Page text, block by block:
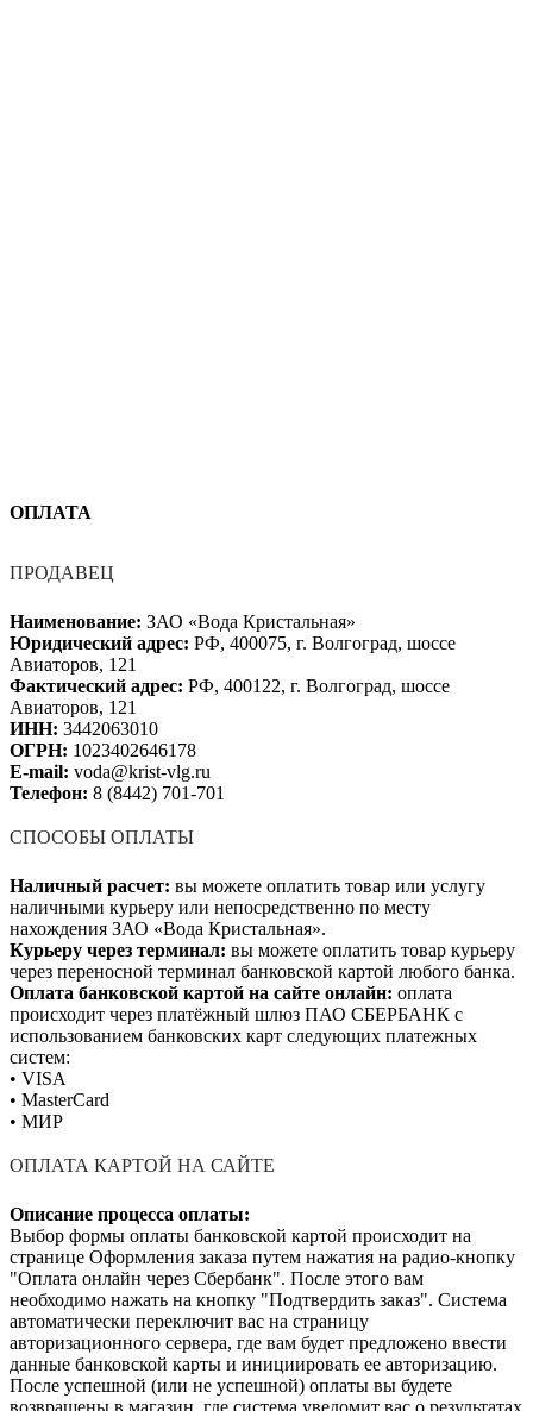
ОПЛАТА
ПРОДАВЕЦ
Наименование: ЗАО «Вода Кристальная»
Юридический адрес: РФ, 400075, г. Волгоград, шоссе
Авиаторов, 121
Фактический адрес: РФ, 400122, г. Волгоград, шоссе
Авиаторов, 121
ИНН: 3442063010
ОГРН: 1023402646178
E-mail: voda@krist-vlg.ru
Телефон: 8 (8442) 701-701
СПОСОБЫ ОПЛАТЫ
Наличный расчет: вы можете оплатить товар или услугу
наличными курьеру или непосредственно по месту
нахождения ЗАО «Вода Кристальная».
Курьеру через терминал: вы можете оплатить товар курьеру
через переносной терминал банковской картой любого банка.
Оплата банковской картой на сайте онлайн: оплата
происходит через платёжный шлюз ПАО СБЕРБАНК с
использованием банковских карт следующих платежных
систем:
• VISA
• MasterCard
• МИР
ОПЛАТА КАРТОЙ НА САЙТЕ
Описание процесса оплаты:
Выбор формы оплаты банковской картой происходит на
странице Оформления заказа путем нажатия на радио-кнопку
"Оплата онлайн через Сбербанк". После этого вам
необходимо нажать на кнопку "Подтвердить заказ". Система
автоматически переключит вас на страницу
авторизационного сервера, где вам будет предложено ввести
данные банковской карты и инициировать ее авторизацию.
После успешной (или не успешной) оплаты вы будете
возвращены в магазин, где система уведомит вас о результатах